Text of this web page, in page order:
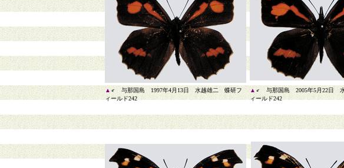
▲ ♂ 与那国島 1997年4月13日 水越雄二 蝶研フ
ィールド242
▲ ♂ 与那国島 2005年5月22日
ィールド242